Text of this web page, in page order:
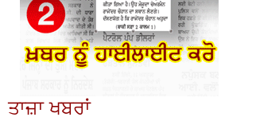
ਤਾਜ਼ਾ ਖਬਰਾਂ